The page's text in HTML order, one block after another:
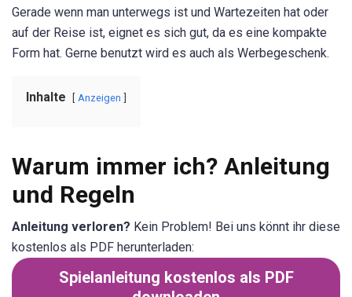
Gerade wenn man unterwegs ist und Wartezeiten hat oder
auf der Reise ist, eignet es sich gut, da es eine kompakte
Form hat. Gerne benutzt wird es auch als Werbegeschenk.
Inhalte Anzeigen
Warum immer ich? Anleitung
und Regeln
Anleitung verloren? Kein Problem! Bei uns könnt ihr diese
kostenlos als PDF herunterladen:
Spielanleitung kostenlos als PDF